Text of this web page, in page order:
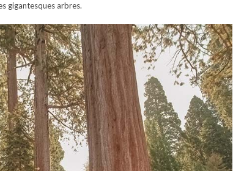
gigantesques arbres.